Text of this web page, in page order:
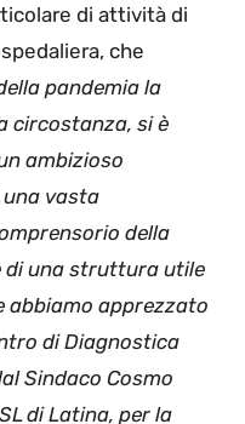
di attività di
che
pandemia la
circostanza, si è
ambizioso
vasta
della
di una struttura utile
abbiamo apprezzato
di Diagnostica
Sindaco Cosmo
di Latina, per la